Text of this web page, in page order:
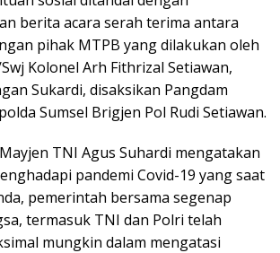
berita acara serah terima antara
pihak MTPB yang dilakukan oleh
Kolonel Arh Fithrizal Setiawan,
Sukardi, disaksikan Pangdam
Sumsel Brigjen Pol Rudi Setiawan.
TNI Agus Suhardi mengatakan
pandemi Covid-19 yang saat
pemerintah bersama segenap
termasuk TNI dan Polri telah
mungkin dalam mengatasi